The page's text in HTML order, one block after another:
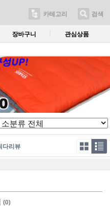
카테고리 검색
장바구니 관심상품
다리뷰
(0)